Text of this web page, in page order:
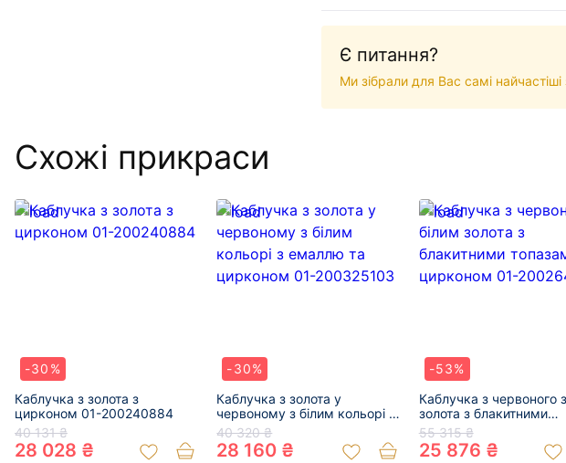
Є питання?
Ми зібрали для Вас самі найчастіші
Схожі прикраси
-30%
Каблучка з золота з
цирконом 01-200240884
40 131 ₴
28 028 ₴
-30%
Каблучка з золота у
червоному з білим кольорі з
емаллю та цирконом 01-
200325103
40 320 ₴
28 160 ₴
-53%
Каблучка з червоного
золота з блакитними
топазами та цирконом
200264531
55 315 ₴
25 876 ₴